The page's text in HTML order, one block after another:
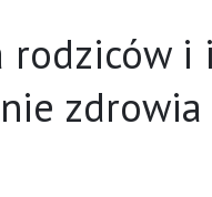
rodziców